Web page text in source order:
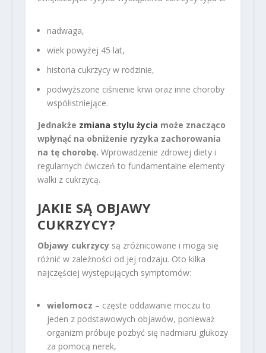
nadwaga,
wiek powyżej 45 lat,
historia cukrzycy w rodzinie,
podwyższone ciśnienie krwi oraz inne choroby
współistniejące.
Jednakże zmiana stylu życia może znacząco
wpłynąć na obniżenie ryzyka zachorowania
na tę chorobę. Wprowadzenie zdrowej diety i
regularnych ćwiczeń to fundamentalne elementy
walki z cukrzycą.
JAKIE SĄ OBJAWY
CUKRZYCY?
Objawy cukrzycysą zróżnicowane i mogą się
różnić w zależności od jej rodzaju. Oto kilka
najczęściej występujących symptomów:
wielomocz – częste oddawanie moczu to
jeden z podstawowych objawów, ponieważ
organizm próbuje pozbyć się nadmiaru glukozy
za pomocą nerek,